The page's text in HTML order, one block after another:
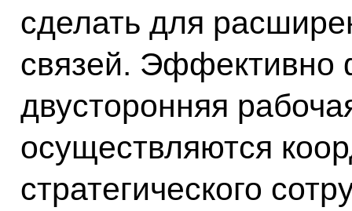
сделать для
связей. Эффективно
двусторонняя
осуществляются
стратегического